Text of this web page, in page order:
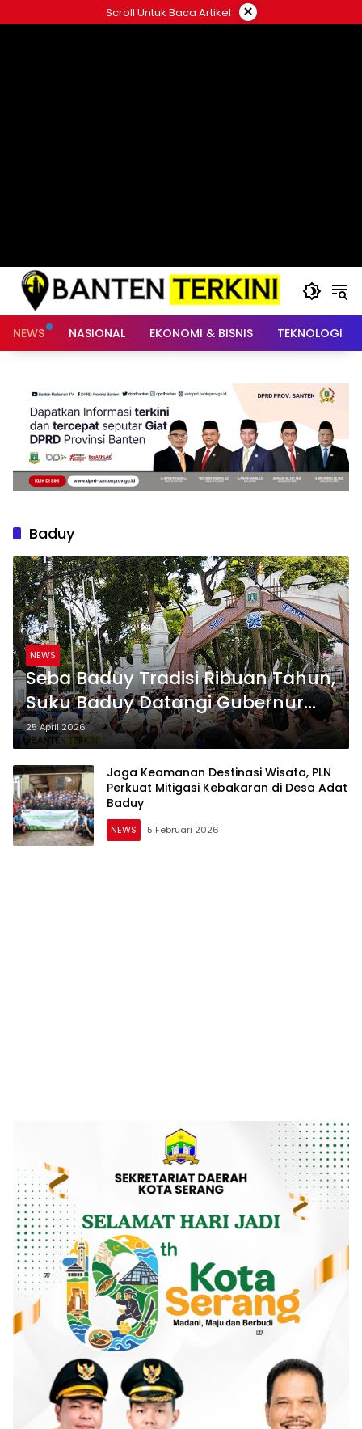
ke
Scroll Untuk Baca Artikel ×
NEWS NASIONAL EKONOMI & BISNIS TEKNOLOGI
Baduy
NEWS
Seba Baduy Tradisi Ribuan Tahun,
Suku Baduy Datangi Gubernur
Banten
25 April 2026
Jaga Keamanan Destinasi Wisata, PLN
Perkuat Mitigasi Kebakaran di Desa Adat
Baduy
NEWS 5 Februari 2026